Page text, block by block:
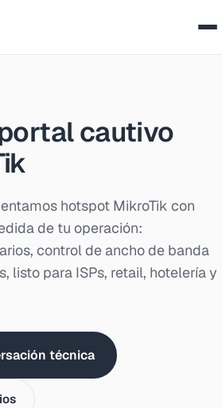
cautivo
hotspot MikroTik con
de tu operación:
control de ancho de banda
listo para ISPs, retail, hotelería y
técnica